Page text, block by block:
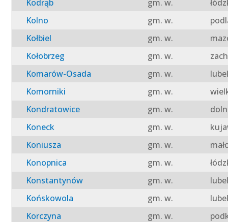
Kodrąb
gm. w.
Kolno
gm. w.
Kołbiel
gm. w.
Kołobrzeg
gm. w.
Komarów-Osada
gm. w.
Komorniki
gm. w.
Kondratowice
gm. w.
Koneck
gm. w.
Koniusza
gm. w.
Konopnica
gm. w.
Konstantynów
gm. w.
Końskowola
gm. w.
Korczyna
gm. w.